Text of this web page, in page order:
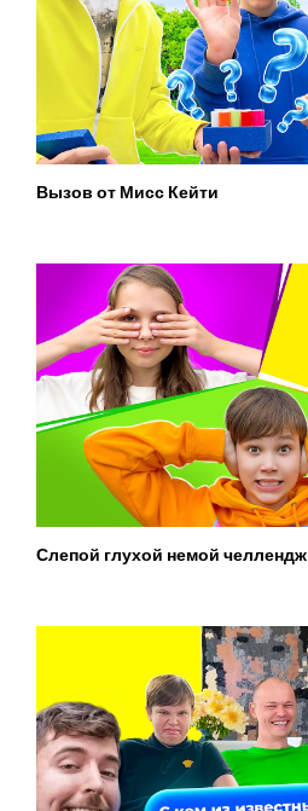
Вызов от Мисс Кейти
Слепой глухой немой челлендж